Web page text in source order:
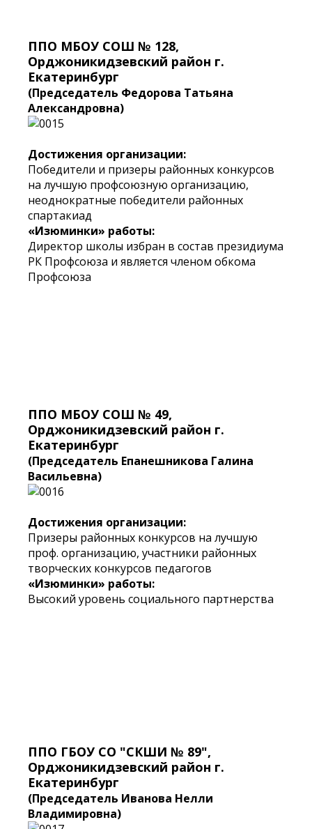
ППО МБОУ СОШ № 128,
Орджоникидзевский район г.
Екатеринбург
(Председатель Федорова Татьяна
Александровна)
Достижения организации:
Победители и призеры районных конкурсов
на лучшую профсоюзную организацию,
неоднократные победители районных
спартакиад
«Изюминки» работы:
Директор школы избран в состав президиума
РК Профсоюза и является членом обкома
Профсоюза
ППО МБОУ СОШ № 49,
Орджоникидзевский район г.
Екатеринбург
(Председатель Епанешникова Галина
Васильевна)
Достижения организации:
Призеры районных конкурсов на лучшую
проф. организацию, участники районных
творческих конкурсов педагогов
«Изюминки» работы:
Высокий уровень социального партнерства
ППО ГБОУ СО "СКШИ № 89",
Орджоникидзевский район г.
Екатеринбург
(Председатель Иванова Нелли
Владимировна)